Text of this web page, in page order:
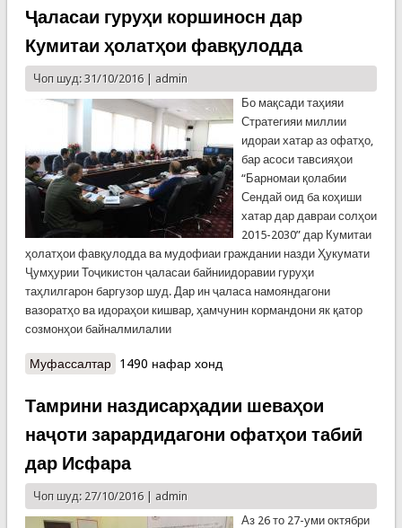
Ҷаласаи гуруҳи коршиносн дар
Кумитаи ҳолатҳои фавқулодда
Чоп шуд: 31/10/2016 | admin
Бо мақсади таҳияи
Стратегияи миллии
идораи хатар аз офатҳо,
бар асоси тавсияҳои
“Барномаи қолабии
Сендай оид ба коҳиши
хатар дар давраи солҳои
2015-2030” дар Кумитаи
ҳолатҳои фавқулодда ва мудофиаи граждании назди Ҳукумати
Ҷумҳурии Тоҷикистон ҷаласаи байниидоравии гуруҳи
таҳлилгарон баргузор шуд. Дар ин ҷаласа намояндагони
вазоратҳо ва идораҳои кишвар, ҳамчунин кормандони як қатор
созмонҳои байналмилалии
Муфассалтаро Ҷаласаи гуруҳи коршиносн дар Кумитаи
1490 нафар хонд
Тамрини наздисарҳадии шеваҳои
наҷоти зарардидагони офатҳои табиӣ
дар Исфара
Чоп шуд: 27/10/2016 | admin
Аз 26 то 27-уми октябри